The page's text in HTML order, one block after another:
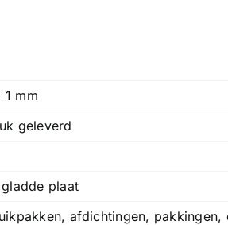
mm
geleverd
plaat
afdichtingen, pakkingen,